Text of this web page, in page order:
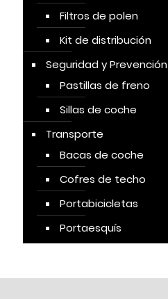
Filtros de polen
Kit de distribución
Seguridad y Prevención
Pastillas de freno
Sillas de coche
Transporte
Bacas de coche
Cofres de techo
Portabicicletas
Portaesquís